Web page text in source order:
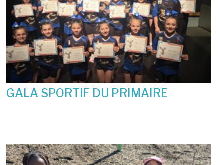
GALA SPORTIF DU PRIMAIRE